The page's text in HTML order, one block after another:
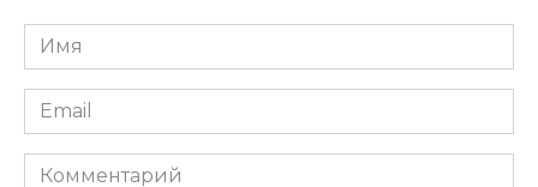
Имя
*
Email
*
Комментарий